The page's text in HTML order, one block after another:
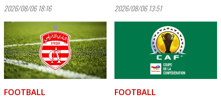
2026/08/06 18:16 2026/08/06 13:51
FOOTBALL
FOOTBALL